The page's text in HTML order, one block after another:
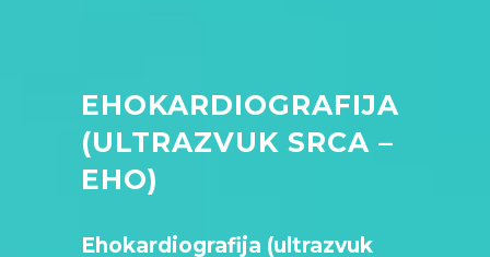
EHOKARDIOGRAFIJA
(ULTRAZVUK SRCA –
EHO)
Ehokardiografija (ultrazvuk